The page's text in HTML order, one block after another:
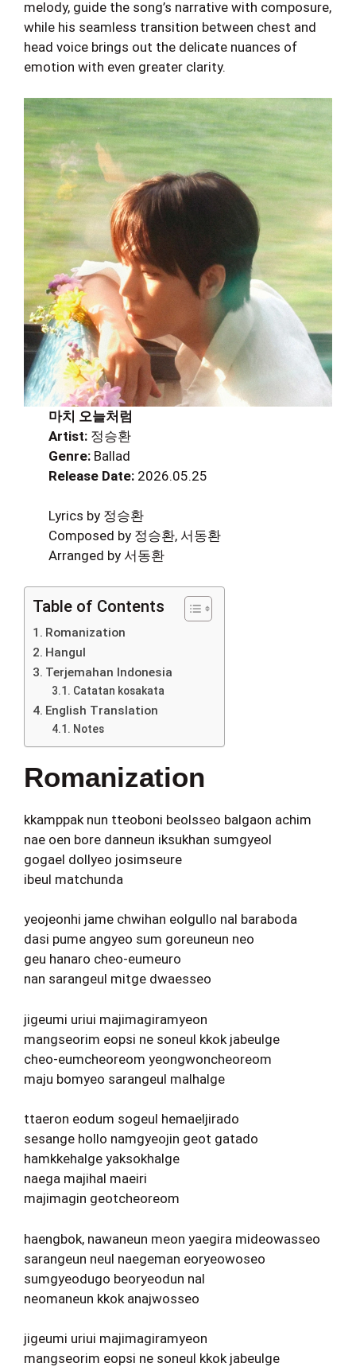
melody, guide the song’s narrative with composure,
while his seamless transition between chest and
head voice brings out the delicate nuances of
emotion with even greater clarity.
마치 오늘처럼
Artist: 정승환
Genre: Ballad
Release Date: 2026.05.25
Lyrics by 정승환
Composed by 정승환, 서동환
Arranged by 서동환
Table of Contents
Romanization
Hangul
Terjemahan Indonesia
Catatan kosakata
English Translation
Notes
Romanization
kkamppak nun tteoboni beolsseo balgaon achim
nae oen bore danneun iksukhan sumgyeol
gogael dollyeo josimseure
ibeul matchunda
yeojeonhi jame chwihan eolgullo nal baraboda
dasi pume angyeo sum goreuneun neo
geu hanaro cheo-eumeuro
nan sarangeul mitge dwaesseo
jigeumi uriui majimagiramyeon
mangseorim eopsi ne soneul kkok jabeulge
cheo-eumcheoreom yeongwoncheoreom
maju bomyeo sarangeul malhalge
ttaeron eodum sogeul hemaeljirado
sesange hollo namgyeojin geot gatado
hamkkehalge yaksokhalge
naega majihal maeiri
majimagin geotcheoreom
haengbok, nawaneun meon yaegira mideowasseo
sarangeun neul naegeman eoryeowoseo
sumgyeodugo beoryeodun nal
neomaneun kkok anajwosseo
jigeumi uriui majimagiramyeon
mangseorim eopsi ne soneul kkok jabeulge